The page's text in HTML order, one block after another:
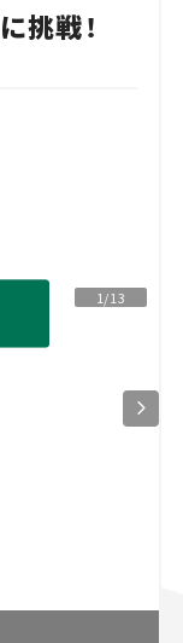
挑戦！
1/13
Suzuki
Roadster